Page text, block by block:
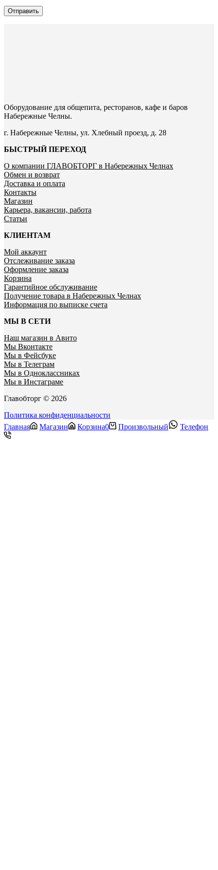
Отправить
Оборудование для общепита, ресторанов, кафе и баров
Набережные Челны.
г. Набережные Челны, ул. Хлебный проезд, д. 28
БЫСТРЫЙ ПЕРЕХОД
О компании ГЛАВОБТОРГ в Набережных Челнах
Обмен и возврат
Доставка и оплата
Контакты
Магазин
Карьера, вакансии, работа
Статьи
КЛИЕНТАМ
Мой аккаунт
Отслеживание заказа
Оформление заказа
Корзина
Гарантийное обслуживание
Получение товара в Набережных Челнах
Информация по выписке счета
МЫ В СЕТИ
Наш магазин в Авито
Мы Вконтакте
Мы в Фейсбуке
Мы в Телеграм
Мы в Одноклассниках
Мы в Инстаграме
Главобторг © 2026
Политика конфиденциальности
Главная
Магазин Корзина0 Произвольный Телефон